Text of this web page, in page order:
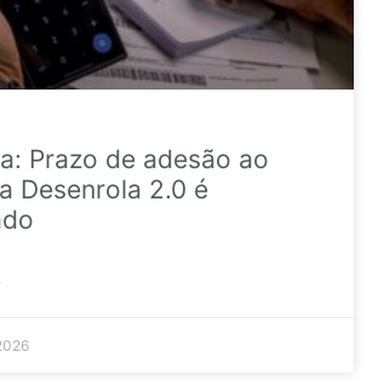
Prazo de adesão ao
Desenrola 2.0 é